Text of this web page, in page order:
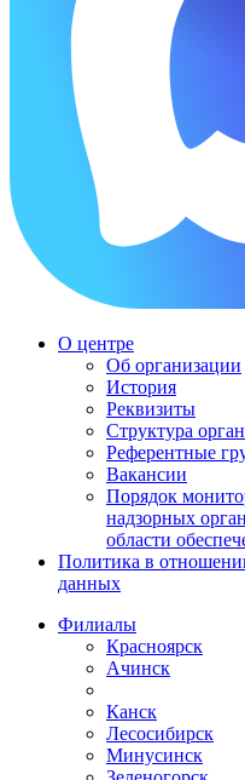
О центре
Об организации
История
Реквизиты
Структура
Референтные
Вакансии
Порядок
надзорных
области
Политика в
данных
Филиалы
Красноярск
Ачинск
Канск
Лесосибирск
Минусинск